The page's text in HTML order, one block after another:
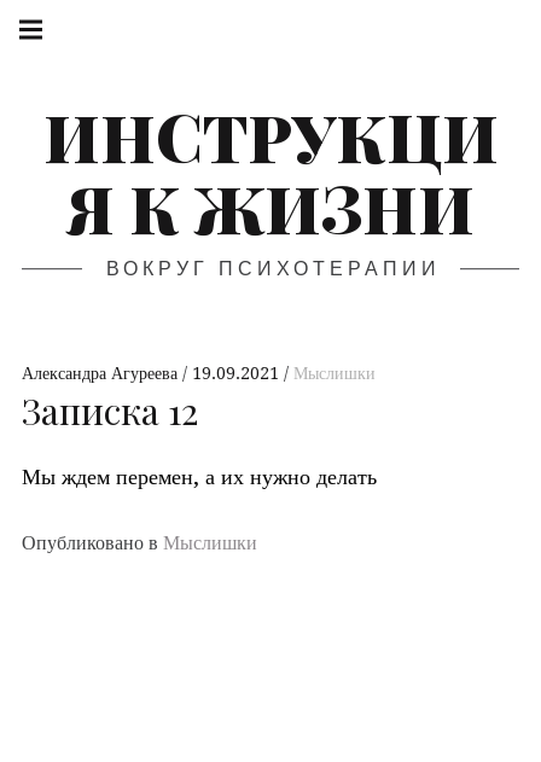
ИНСТРУКЦИ
Я К ЖИЗНИ
ВОКРУГ ПСИХОТЕРАПИИ
Александра Агуреева 19.09.2021 Мыслишки
Записка 12
Мы ждем перемен, а их нужно делать
Опубликовано в Мыслишки